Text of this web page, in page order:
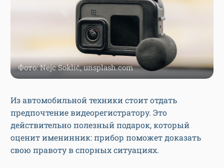
Фото: Nejc Soklič, unsplash.com
Из автомобильной техники стоит отдать
предпочтение видеорегистратору. Это
действительно полезный подарок, который
оценит именинник: прибор поможет доказать
свою правоту в спорных ситуациях.